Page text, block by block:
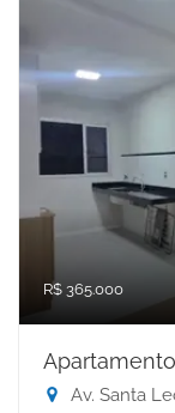
R$ 365.000
Av. Santa